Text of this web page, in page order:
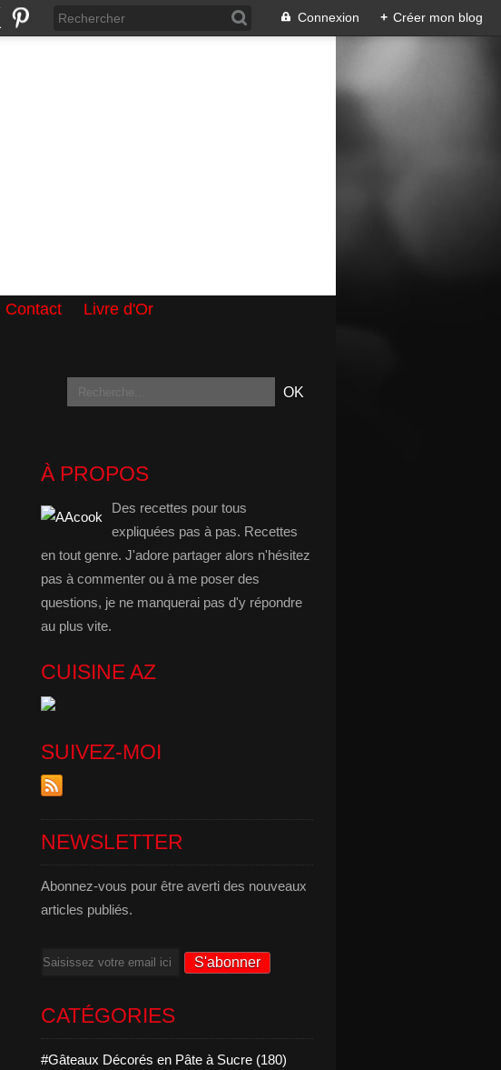
Connexion + Créer mon blog
Contact
Livre d'Or
À PROPOS
Des recettes pour tous
expliquées pas à pas. Recettes
en tout genre. J'adore partager alors n'hésitez
pas à commenter ou à me poser des
questions, je ne manquerai pas d'y répondre
au plus vite.
CUISINE AZ
SUIVEZ-MOI
NEWSLETTER
Abonnez-vous pour être averti des nouveaux
articles publiés.
Email
CATÉGORIES
#Gâteaux Décorés en Pâte à Sucre (180)